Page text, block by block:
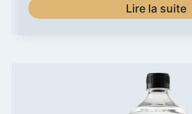
Lire la suite